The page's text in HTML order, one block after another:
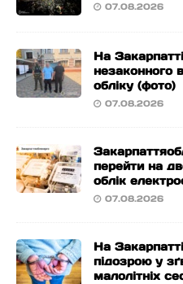
07.08.2026
На
незаконного
обліку (фото)
07.08.2026
перейти на
облік
07.08.2026
На
підозрою у
малолітніх